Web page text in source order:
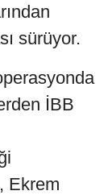
sürüyor.
İBB
Ekrem